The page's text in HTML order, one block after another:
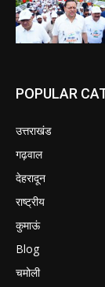
POPULAR
उत्तराखंड
गढ़वाल
देहरादून
राष्ट्रीय
कुमाऊं
Blog
चमोली